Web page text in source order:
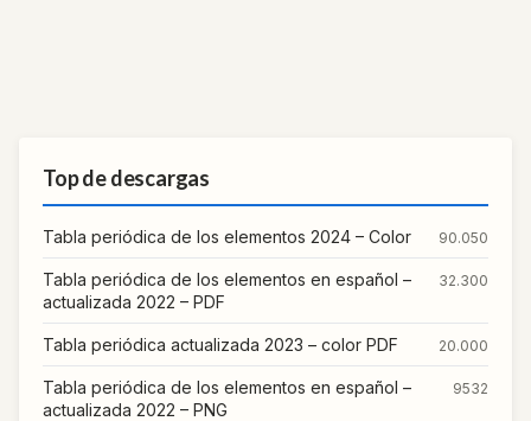
Top de descargas
Tabla periódica de los elementos 2024 – Color 90.050
Tabla periódica de los elementos en español –
actualizada 2022 – PDF
32.300
Tabla periódica actualizada 2023 – color PDF 20.000
Tabla periódica de los elementos en español –
actualizada 2022 – PNG
9532